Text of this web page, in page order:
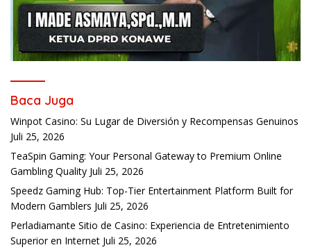
Baca Juga
Winpot Casino: Su Lugar de Diversión y Recompensas Genuinos
Juli 25, 2026
TeaSpin Gaming: Your Personal Gateway to Premium Online
Gambling Quality Juli 25, 2026
Speedz Gaming Hub: Top-Tier Entertainment Platform Built for
Modern Gamblers Juli 25, 2026
Perladiamante Sitio de Casino: Experiencia de Entretenimiento
Superior en Internet Juli 25, 2026